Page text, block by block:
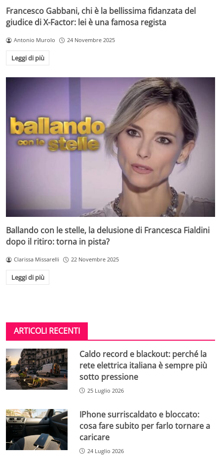
Francesco Gabbani, chi è la bellissima fidanzata del
giudice di X-Factor: lei è una famosa regista
Antonio Murolo 24 Novembre 2025
Leggi di più
Ballando con le stelle, la delusione di Francesca Fialdini
dopo il ritiro: torna in pista?
Clarissa Missarelli 22 Novembre 2025
Leggi di più
ARTICOLI RECENTI
Caldo record e blackout: perché la
rete elettrica italiana è sempre più
sotto pressione
25 Luglio 2026
IPhone surriscaldato e bloccato:
cosa fare subito per farlo tornare a
caricare
24 Luglio 2026